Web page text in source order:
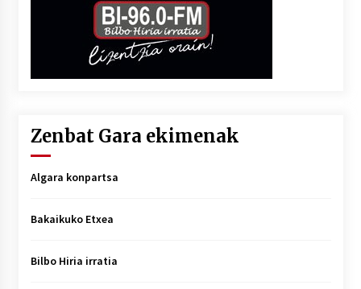
Zenbat Gara ekimenak
Algara konpartsa
Bakaikuko Etxea
Bilbo Hiria irratia